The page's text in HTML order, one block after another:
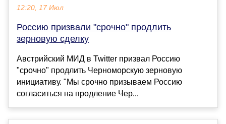
12:20, 17 Июл
Россию призвали "срочно" продлить
зерновую сделку
Австрийский МИД в Twitter призвал Россию
"срочно" продлить Черноморскую зерновую
инициативу. "Мы срочно призываем Россию
согласиться на продление Чер...